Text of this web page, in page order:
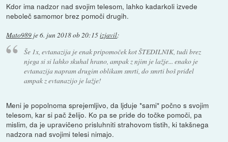
Kdor ima nadzor nad svojim telesom, lahko kadarkoli izvede
neboleč samomor brez pomoči drugih.
Mato989 je6. jun 2018 ob 20:15izjavil:
Še 1x, evtanazija je enak pripomoček kot ŠTEDILNIK, tudi brez
njega si si lahko skuhal hrano, ampak z njim je lažje... enako je
evtanazija napram drugim oblikam smrti, do smrti boš priđel
ampak z evtanazijo je lažje!
Meni je popolnoma sprejemljivo, da ljduje *sami* počno s svojim
telesom, kar si pač želijo. Ko pa se pride do točke pomoči, pa
mislim, da je upravičeno prisluhniti strahovom tistih, ki takšnega
nadzora nad svojimi telesi nimajo.